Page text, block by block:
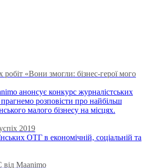
«Вони змогли: бізнес-герої мого
анонсує конкурс журналістських
розповісти про найбільш
малого бізнесу на місцях.
2019
ОТГ в економічній, соціальній та
Maanimo